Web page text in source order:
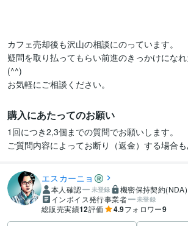
カフェ売却後も沢山の相談にのっています。
疑問を取り払ってもらい前進のきっかけにな
(^^)
お気軽にご相談ください。
購入にあたってのお願い
1回につき2,3個までの質問でお願いします。
ご質問内容によってお断り（返金）する場合も
エスカーニョ
本人確認 未登録 機密保持契約(NDA)
インボイス発行事業者 未登録
総販売実績12評価 4.9フォロワー9